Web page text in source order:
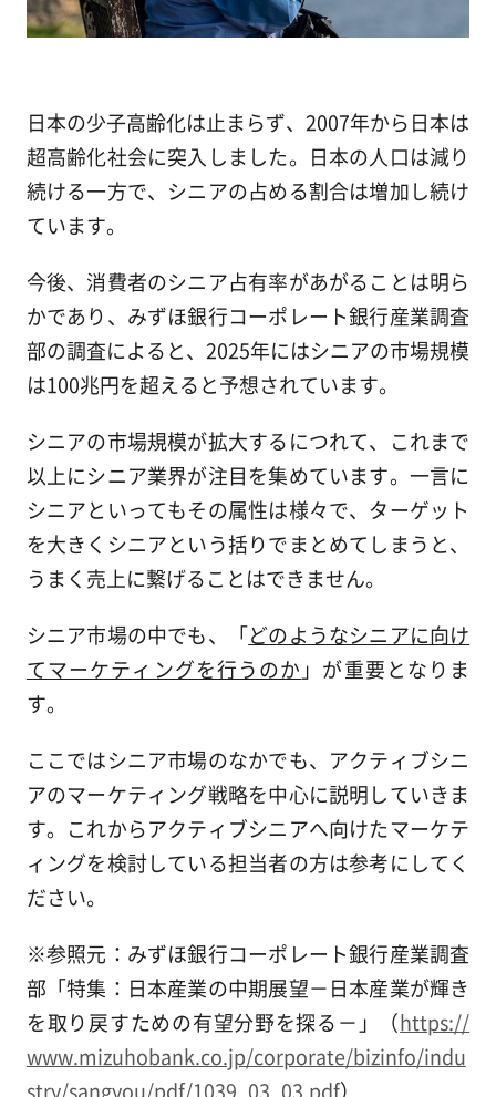
日本の少子高齢化は止まらず、2007年から日本は
超高齢化社会に突入しました。日本の人口は減り
続ける一方で、シニアの占める割合は増加し続け
ています。
今後、消費者のシニア占有率があがることは明ら
かであり、みずほ銀行コーポレート銀行産業調査
部の調査によると、2025年にはシニアの市場規模
は100兆円を超えると予想されています。
シニアの市場規模が拡大するにつれて、これまで
以上にシニア業界が注目を集めています。一言に
シニアといってもその属性は様々で、ターゲット
を大きくシニアという括りでまとめてしまうと、
うまく売上に繋げることはできません。
シニア市場の中でも、「どのようなシニアに向け
てマーケティングを行うのか 」が重要となりま
す。
ここではシニア市場のなかでも、アクティブシニ
アのマーケティング戦略を中心に説明していきま
す。これからアクティブシニアへ向けたマーケテ
ィングを検討している担当者の方は参考にしてく
ださい。
※参照元：みずほ銀行コーポレート銀行産業調査
部「特集：日本産業の中期展望－日本産業が輝き
を取り戻すための有望分野を探る－」（https://
www.mizuhobank.co.jp/corporate/bizinfo/indu
stry/sangyou/pdf/1039_03_03.pdf）